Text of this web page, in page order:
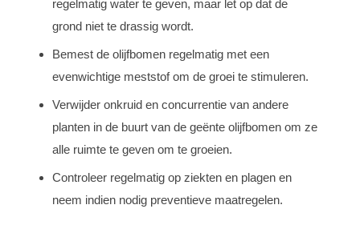
regelmatig water te geven, maar let op dat de
grond niet te drassig wordt.
Bemest de olijfbomen regelmatig met een
evenwichtige meststof om de groei te stimuleren.
Verwijder onkruid en concurrentie van andere
planten in de buurt van de geënte olijfbomen om ze
alle ruimte te geven om te groeien.
Controleer regelmatig op ziekten en plagen en
neem indien nodig preventieve maatregelen.